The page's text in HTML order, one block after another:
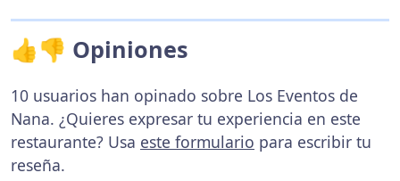
👍👎 Opiniones
10 usuarios han opinado sobre Los Eventos de
Nana. ¿Quieres expresar tu experiencia en este
restaurante? Usa este formulario para escribir tu
reseña.